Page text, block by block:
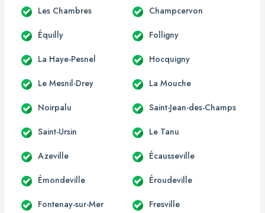
Les Chambres Champcervon
Équilly Folligny
La Haye-Pesnel Hocquigny
Le Mesnil-Drey La Mouche
Noirpalu Saint-Jean-des-Champs
Saint-Ursin Le Tanu
Azeville Écausseville
Émondeville Éroudeville
Fontenay-sur-Mer Fresville